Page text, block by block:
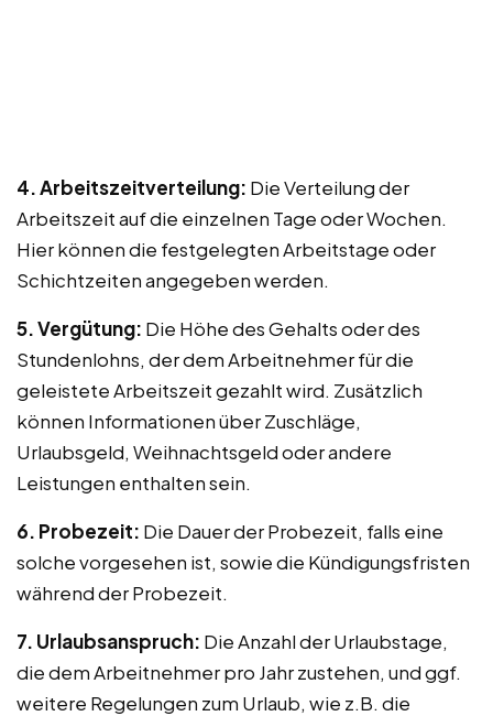
4. Arbeitszeitverteilung: Die Verteilung der
Arbeitszeit auf die einzelnen Tage oder Wochen.
Hier können die festgelegten Arbeitstage oder
Schichtzeiten angegeben werden.
5. Vergütung: Die Höhe des Gehalts oder des
Stundenlohns, der dem Arbeitnehmer für die
geleistete Arbeitszeit gezahlt wird. Zusätzlich
können Informationen über Zuschläge,
Urlaubsgeld, Weihnachtsgeld oder andere
Leistungen enthalten sein.
6. Probezeit: Die Dauer der Probezeit, falls eine
solche vorgesehen ist, sowie die Kündigungsfristen
während der Probezeit.
7. Urlaubsanspruch: Die Anzahl der Urlaubstage,
die dem Arbeitnehmer pro Jahr zustehen, und ggf.
weitere Regelungen zum Urlaub, wie z.B. die